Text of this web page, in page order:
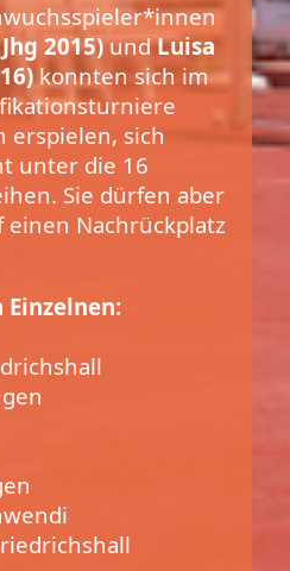
2015)undLuisa
konnten sich im
erspielen, sich
unter die 16
Sie dürfen aber
Nachrückplatz
Einzelnen: